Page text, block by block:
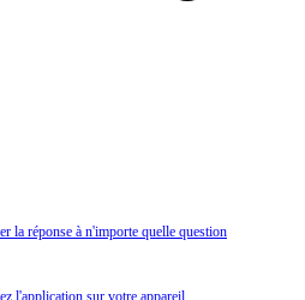
la réponse à n'importe quelle question
l'application sur votre appareil